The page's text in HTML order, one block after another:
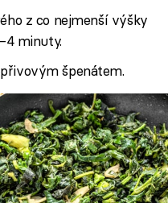
z co nejmenší výšky
minuty.
špenátem.